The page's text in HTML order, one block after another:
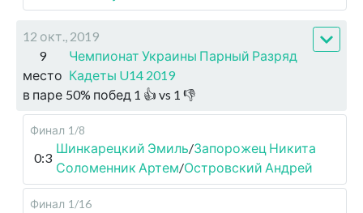
12 окт., 2019
9
место
Чемпионат Украины Парный Разряд
Кадеты U14 2019
в паре 50% побед 1 👍 vs 1 👎
Финал 1/8
0:3
Шинкарецкий Эмиль/Запорожец Никита
Соломенник Артем/Островский Андрей
Финал 1/16